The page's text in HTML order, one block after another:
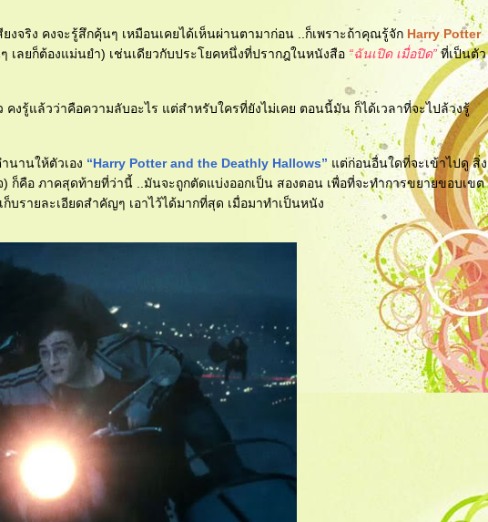
งจริง คงจะรู้สึกคุ้นๆ เหมือนเคยได้เห็นผ่านตามาก่อน ..ก็เพราะถ้าคุณรู้จัก Harry Potter
เลยก็ต้องแม่นยำ) เช่นเดียวกับประโยคหนึ่งที่ปรากฎในหนังสือ “ฉันเปิด เมื่อปิด” ที่เป็นตัว
งรู้แล้วว่าคือความลับอะไร แต่สำหรับใครที่ยังไม่เคย ตอนนี้มัน ก็ได้เวลาที่จะไปล้วงรู้
นานให้ตัวเอง “Harry Potter and the Deathly Hallows” ต่ก่อนอื่นใดที่จะเข้าไปดู สิ่ง
) ก็คือ ภาคสุดท้ายที่ว่านี้ ..มันจะถูกตัดแบ่งออกเป็น สองตอน เพื่อที่จะทำการขยายขอบเขต
บรายละเอียดสำคัญๆ เอาไว้ได้มากที่สุด เมื่อมาทำเป็นหนัง